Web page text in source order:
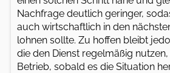
Nachfrage deutlich geringer,
auch wirtschaftlich in den
lohnen sollte. Zu hoffen bleibt
die den Dienst regelmäßig
Betrieb, sobald es die Situation